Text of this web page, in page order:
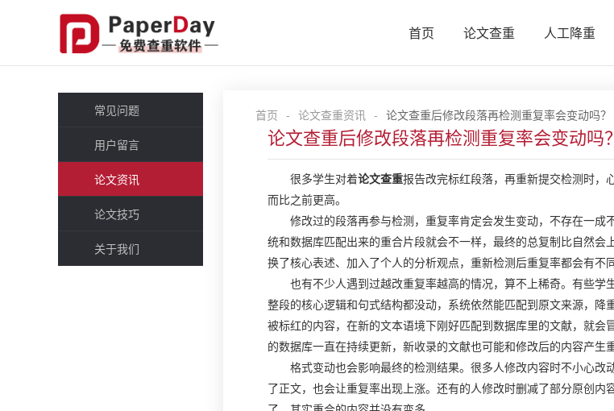
首页 论文查重 人工降重
常见问题
用户留言
论文资讯
论文技巧
关于我们
首页 - 论文查重资讯 - 论文查重后修改段落再检测重复率会变动吗？
论文查重后修改段落再检测重复率会变动吗？
很多学生对着论文查重报告改完标红段落，再重新提交检测时，
而比之前更高。
修改过的段落再参与检测，重复率肯定会发生变动，不存在一
统和数据库匹配出来的重合片段就会不一样，最终的总复制比自然
换了核心表述、加入了个人的分析观点，重新检测后重复率都会有不
也有不少人遇到过越改重复率越高的情况，算不上稀奇。有些学
整段的核心逻辑和句式结构都没动，系统依然能匹配到原文来源，
被标红的内容，在新的文本语境下刚好匹配到数据库里的文献，就
的数据库一直在持续更新，新收录的文献也可能和修改后的内容产生
格式变动也会影响最终的检测结果。很多人修改内容时不小心
了正文，也会让重复率出现上涨。还有的人修改时删减了部分原创